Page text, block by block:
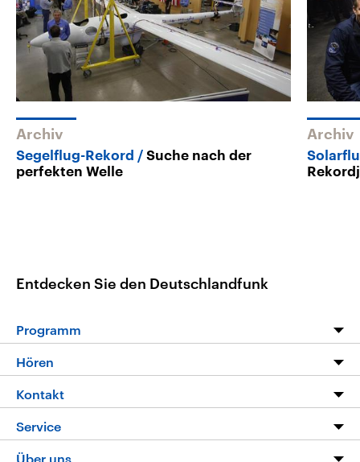
Archiv
Segelflug-Rekord
Suche nach der
perfekten Welle
Archiv
Entdecken Sie den Deutschlandfunk
Programm
Programm
Die Nachrichten
Nachrichtenleicht
Hören
Livestream
Podcasts
Kontakt
Hörerservice
Service
FAQ
Über uns